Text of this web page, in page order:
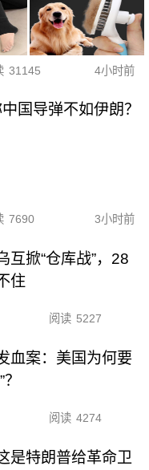
31145 4小时前
国导弹不如伊朗？
7690 3小时前
互掀“仓库战”，28
住
阅读 5227
血案：美国为何要
阅读 4274
是特朗普给革命卫